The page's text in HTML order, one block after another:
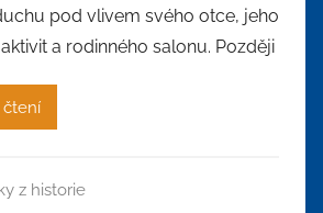
pod vlivem svého otce, jeho
a rodinného salonu. Později
čtení
z historie